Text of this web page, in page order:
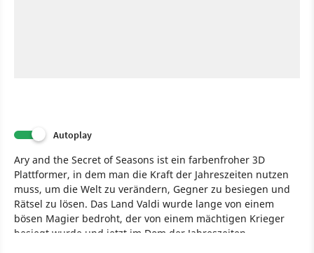
Autoplay
Ary and the Secret of Seasons ist ein farbenfroher 3D
Plattformer, in dem man die Kraft der Jahreszeiten nutzen
muss, um die Welt zu verändern, Gegner zu besiegen und
Rätsel zu lösen. Das Land Valdi wurde lange von einem
bösen Magier bedroht, der von einem mächtigen Krieger
besiegt wurde und jetzt im Dom der Jahreszeiten